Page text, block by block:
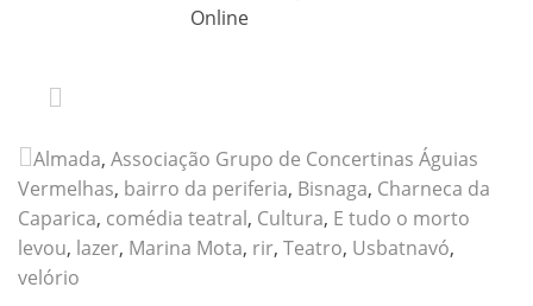
Online
Almada, Associação Grupo de Concertinas Águias
Vermelhas, bairro da periferia, Bisnaga, Charneca da
Caparica, comédia teatral, Cultura, E tudo o morto
levou, lazer, Marina Mota, rir, Teatro, Usbatnavó,
velório